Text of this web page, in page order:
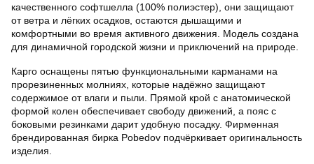
качественного софтшелла (100% полиэстер), они защищают
от ветра и лёгких осадков, остаются дышащими и
комфортными во время активного движения. Модель создана
для динамичной городской жизни и приключений на природе.
Карго оснащены пятью функциональными карманами на
прорезиненных молниях, которые надёжно защищают
содержимое от влаги и пыли. Прямой крой с анатомической
формой колен обеспечивает свободу движений, а пояс с
боковыми резинками дарит удобную посадку. Фирменная
брендированная бирка Pobedov подчёркивает оригинальность
изделия.